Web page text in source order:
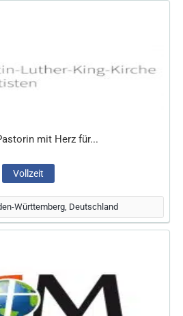
mit Herz für...
Vollzeit
Württemberg, Deutschland